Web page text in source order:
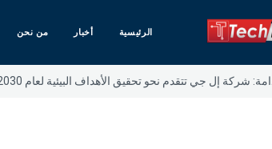
الرئيسية أخبار من نحن
شركة إل جي تتقدم نحو تحقيق الأهداف البيئية لعام 2030